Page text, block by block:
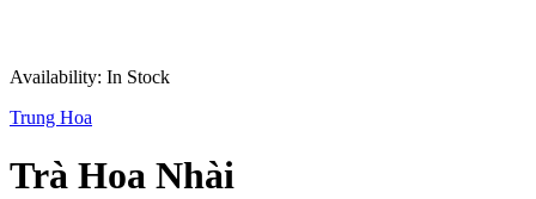
Availability: In Stock
Trung Hoa
Trà Hoa Nhài